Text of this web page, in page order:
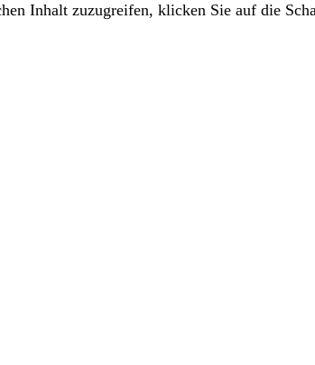
Inhalt zuzugreifen, klicken Sie auf die